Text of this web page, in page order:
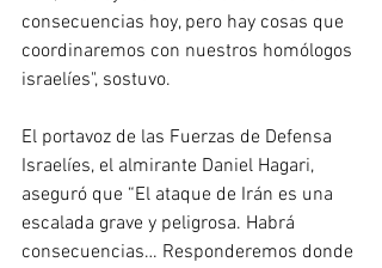
consecuencias hoy, pero hay cosas que
coordinaremos con nuestros homólogos
israelíes", sostuvo.
El portavoz de las Fuerzas de Defensa
Israelíes, el almirante Daniel Hagari,
aseguró que “El ataque de Irán es una
escalada grave y peligrosa. Habrá
consecuencias… Responderemos donde